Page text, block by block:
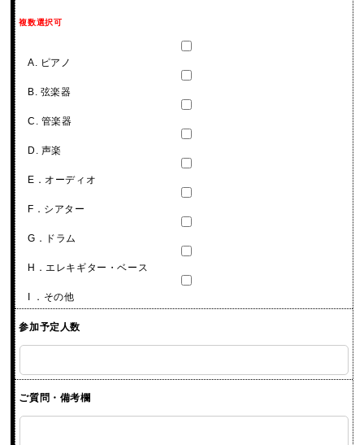
複数選択可
A. ピアノ
B. 弦楽器
C. 管楽器
D. 声楽
E．オーディオ
F．シアター
G．ドラム
H．エレキギター・ベース
I ．その他
参加予定人数
ご質問・備考欄